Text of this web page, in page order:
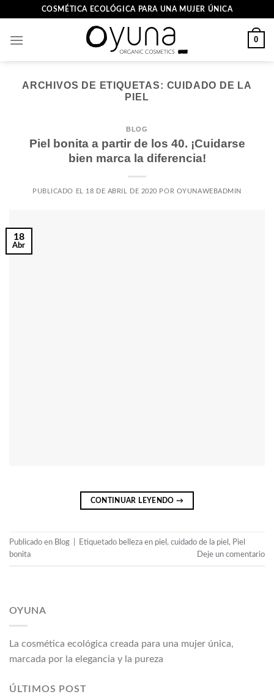
content
COSMÉTICA ECOLÓGICA PARA UNA MUJER ÚNICA
0
ARCHIVOS DE ETIQUETAS: CUIDADO DE LA
PIEL
BLOG
Piel bonita a partir de los 40. ¡Cuidarse
bien marca la diferencia!
PUBLICADO EL 18 DE ABRIL DE 2020 POR OYUNAWEBADMIN
18
Abr
CONTINUAR LEYENDO→
Publicado en Blog Etiquetado belleza en piel , cuidado de la piel , Piel
bonita
Deje un comentario
OYUNA
La cosmética ecológica creada para una mujer única,
marcada por la elegancia y la pureza
ÚLTIMOS POST